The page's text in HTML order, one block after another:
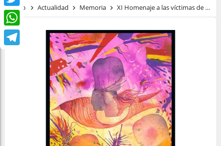
Twitter
WhatsApp
Inicio Actualidad Memoria XI Homenaje a las víctimas de la represión franquista en Madrid